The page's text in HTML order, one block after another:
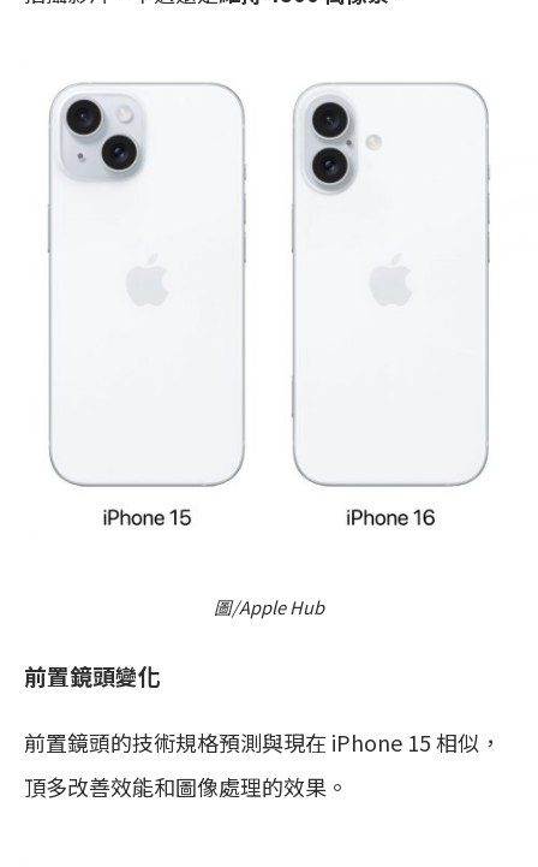
圖/Apple Hub
前置鏡頭變化
前置鏡頭的技術規格預測與現在 iPhone 15 相似，
頂多改善效能和圖像處理的效果。